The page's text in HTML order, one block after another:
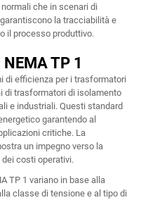
che in scenari di
la tracciabilità e
il processo produttivo.
TP 1
di efficienza per i trasformatori
di trasformatori di isolamento
e industriali. Questi standard
garantendo al
critiche. La
un impegno verso la
costi operativi.
TP 1 variano in base alla
classe di tensione e al tipo di